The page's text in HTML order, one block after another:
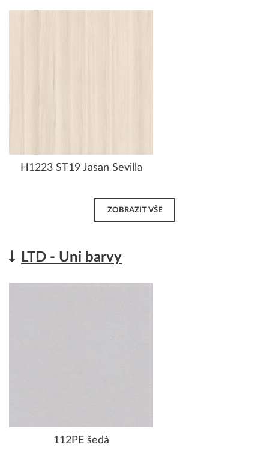
H1223 ST19 Jasan Sevilla
ZOBRAZIT VŠE
LTD - Uni barvy
112PE šedá